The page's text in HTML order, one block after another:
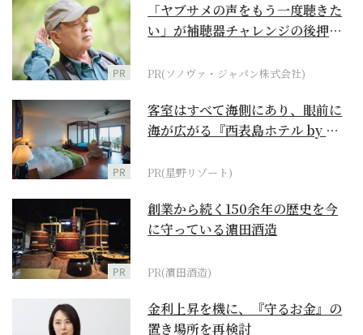
PR
「ヤブサメの声をもう一度聴きた
い」が補聴器チャレンジの後押し
PR(ソノヴァ・ジャパン株式会社)
PR
客室はすべて海側にあり、眼前に
海が広がる『西表島ホテル by 星
PR(星野リゾート)
PR
創業から続く150余年の歴史を今
に守っている濵田酒造
PR(濵田酒造)
金利上昇を機に、『守るお金』の
置き場所を再検討